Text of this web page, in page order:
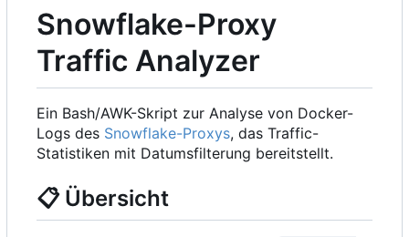
Snowflake-Proxy
Traffic Analyzer
Ein Bash/AWK-Skript zur Analyse von Docker-
Logs des Snowflake-Proxys, das Traffic-
Statistiken mit Datumsfilterung bereitstellt.
📋Übersicht